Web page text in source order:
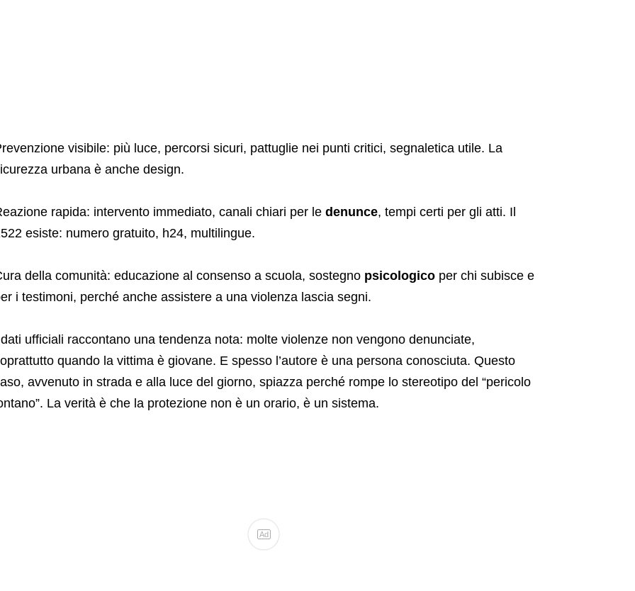
visibile: più luce, percorsi sicuri, pattuglie nei punti critici, segnaletica utile. La
urbana è anche design.
rapida: intervento immediato, canali chiari per le denunce, tempi certi per gli atti. Il
esiste: numero gratuito, h24, multilingue.
della comunità: educazione al consenso a scuola, sostegno psicologicoper chi subisce e
i testimoni, perché anche assistere a una violenza lascia segni.
ufficiali raccontano una tendenza nota: molte violenze non vengono denunciate,
quando la vittima è giovane. E spesso l’autore è una persona conosciuta. Questo
avvenuto in strada e alla luce del giorno, spiazza perché rompe lo stereotipo del “pericolo
La verità è che la protezione non è un orario, è un sistema.
Ad